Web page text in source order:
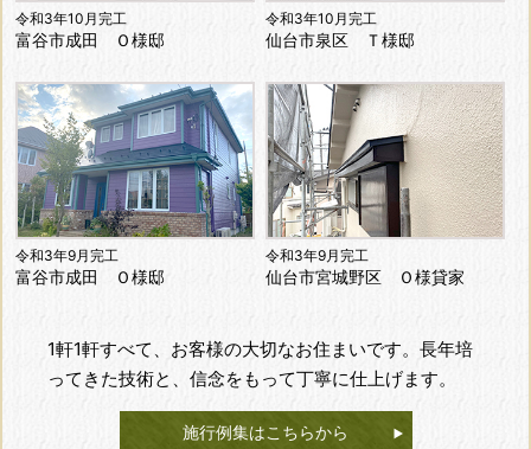
令和3年10月完工
富谷市成田 Ｏ様邸
令和3年10月完工
仙台市泉区 Ｔ様邸
令和3年9月完工
富谷市成田 Ｏ様邸
令和3年9月完工
仙台市宮城野区 Ｏ様貸家
1軒1軒すべて、お客様の大切なお住まいです。長年培
ってきた技術と、信念をもって丁寧に仕上げます。
施行例集はこちらから